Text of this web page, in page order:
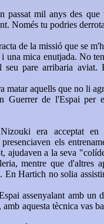
mil anys des que
Només tu podries
de la missió que se
una mica enutjada. No
seu pare arribaria aviat.
matar aquells que no li
Guerrer de l'Espai per
Nizouki era acceptat
els
ajudaven a la seva
mentre que d'altres
Hartich no solia
assenyalant amb un
aquesta tècnica vas